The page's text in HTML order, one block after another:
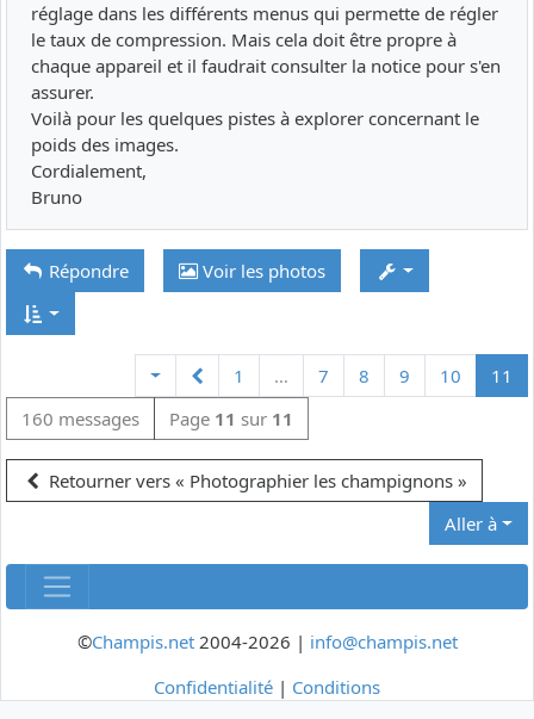
réglage dans les différents menus qui permette de régler
le taux de compression. Mais cela doit être propre à
chaque appareil et il faudrait consulter la notice pour s'en
assurer.
Voilà pour les quelques pistes à explorer concernant le
poids des images.
Cordialement,
Bruno
Répondre Voir les photos
Précédente
1 … 7 8 9 10
11
160 messages
Page 11 sur 11
Retourner vers « Photographier les champignons »
Aller à
©Champis.net2004-2026 | info@champis.net
Confidentialité | Conditions